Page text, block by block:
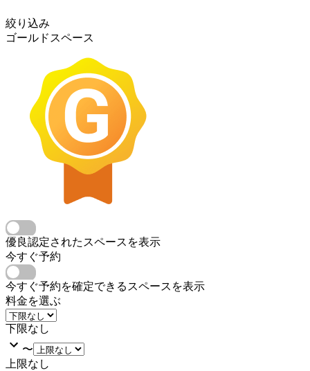
絞り込み
ゴールドスペース
優良認定されたスペースを表示
今すぐ予約
今すぐ予約を確定できるスペースを表示
料金を選ぶ
下限なし
〜
上限なし